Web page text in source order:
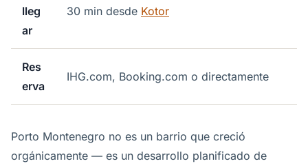
lleg
ar
30 min desde Kotor
Res
erva
IHG.com, Booking.com o directamente
Porto Montenegro no es un barrio que creció
orgánicamente — es un desarrollo planificado de